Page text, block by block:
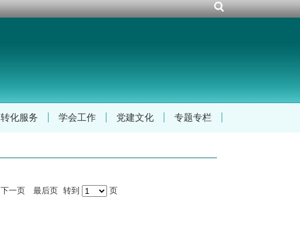
转化服务 学会工作 党建文化 专题专栏
下一页 最后页 转到 页